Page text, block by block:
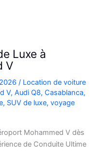
Luxe à
V
/ Location de voiture
V, Audi Q8, Casablanca,
, SUV de luxe, voyage
Mohammed V dès
de Conduite Ultime